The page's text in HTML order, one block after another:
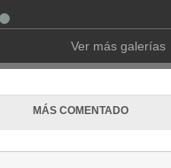
Ver más galerías
MÁS COMENTADO